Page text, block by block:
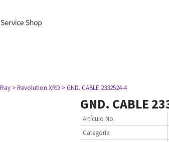
> Revolution XRD > GND. CABLE 2332524-4
GND. CABLE
Artículo No.
Categoría